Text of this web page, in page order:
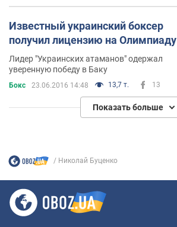
Известный украинский боксер
получил лицензию на Олимпиаду
Лидер "Украинских атаманов" одержал
уверенную победу в Баку
Бокс 23.06.2016 14:48 13,7 т. 13
Показать больше
Николай Буценко